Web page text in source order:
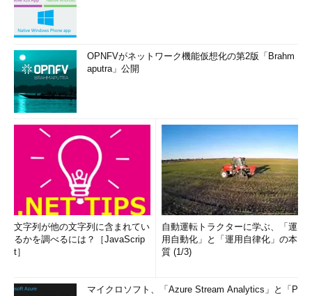
OPNFVがネットワーク機能仮想化の第2版「Brahm
aputra」公開
文字列が他の文字列に含まれてい
るかを調べるには？［JavaScrip
t］
自動運転トラクターに学ぶ、「運
用自動化」と「運用自律化」の本
質 (1/3)
マイクロソフト、「Azure Stream Analytics」と「P